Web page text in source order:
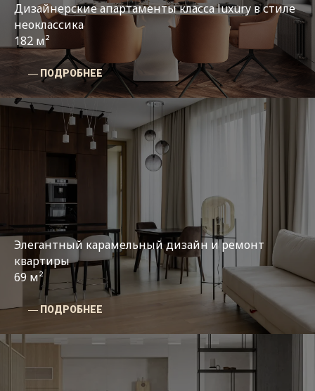
Дизайнерские апартаменты класса luxury в стиле
неоклассика
182 м²
― ПОДРОБНЕЕ
Элегантный карамельный дизайн и ремонт
квартиры
69 м²
― ПОДРОБНЕЕ